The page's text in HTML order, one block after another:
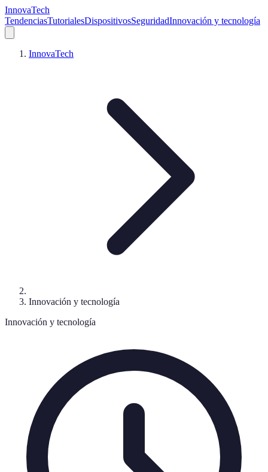
InnovaTech
TendenciasTutorialesDispositivosSeguridadInnovación y tecnología
InnovaTech
Innovación y tecnología
Innovación y tecnología